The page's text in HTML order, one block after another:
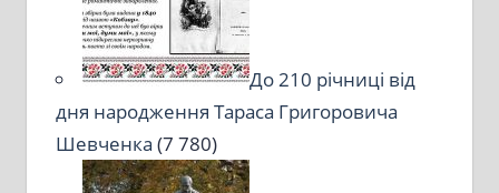
До 210 річниці від
дня народження Тараса Григоровича
Шевченка (7 780)